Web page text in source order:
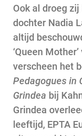
Ook al droeg
dochter Nadia
altijd
‘Queen
verscheen het
Pedagogues in
Grindea bij
Grindea
leeftijd, EPTA